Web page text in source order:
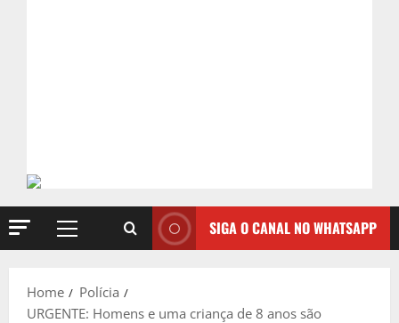
Primary
SIGA O CANAL NO WHATSAPP
Home
Polícia
URGENTE: Homens e uma criança de 8 anos são